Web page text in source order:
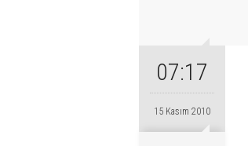
07:17
15 Kasım 2010